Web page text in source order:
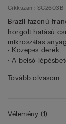
Cikkszám: SC2603B
Brazil fazonú
horgolt hatású
mikroszálas
• Közepes derék
• A belső
• A modell 175
Tovább olvasom
Vélemény(1)